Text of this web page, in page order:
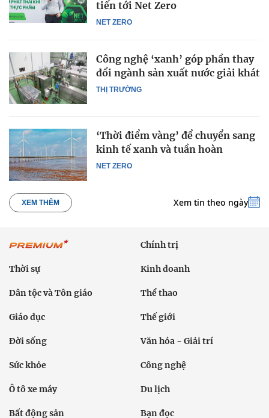
NET ZERO
tiến tới Net Zero
THỊ TRƯỜNG
Công nghệ ‘xanh’ góp phần thay
đổi ngành sản xuất nước giải khát
NET ZERO
‘Thời điểm vàng’ để chuyển sang
kinh tế xanh và tuần hoàn
XEM THÊM Xem tin theo ngày
Chính trị
Thời sự Kinh doanh
Dân tộc và Tôn giáo Thể thao
Giáo dục Thế giới
Đời sống Văn hóa - Giải trí
Sức khỏe Công nghệ
Ô tô xe máy Du lịch
Bất động sản Bạn đọc